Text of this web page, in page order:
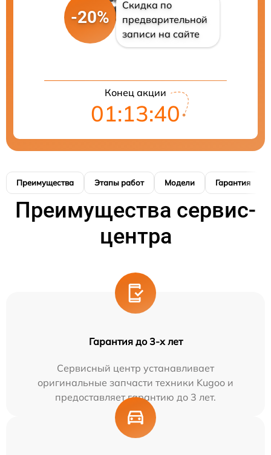
-20%
Скидка по
предварительной
записи на сайте
Конец акции
01:13:40
Преимущества Этапы работ Модели Гарантия
Преимущества сервис-
центра
Гарантия до 3-х лет
Сервисный центр устанавливает
оригинальные запчасти техники Kugoo и
предоставляет гарантию до 3 лет.